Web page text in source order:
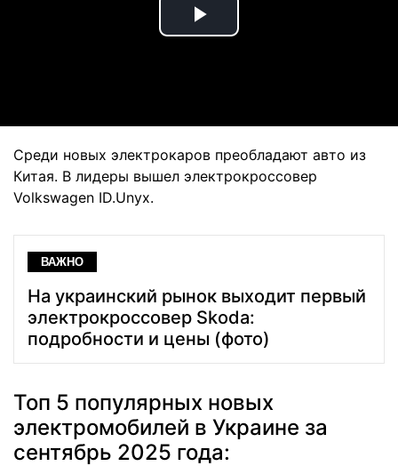
Play
Среди новых электрокаров преобладают авто из
Китая. В лидеры вышел электрокроссовер
Volkswagen ID.Unyx.
ВАЖНО
На украинский рынок выходит первый
электрокроссовер Skoda:
подробности и цены (фото)
Топ 5 популярных новых
электромобилей в Украине за
сентябрь 2025 года: